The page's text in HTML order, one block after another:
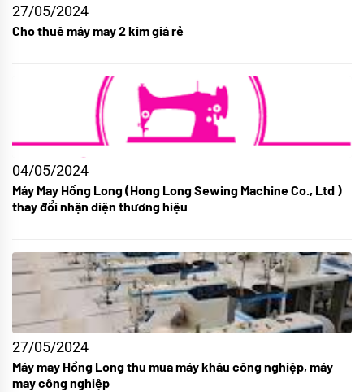
27/05/2024
Cho thuê máy may 2 kim giá rẻ
04/05/2024
Máy May Hồng Long (Hong Long Sewing Machine Co., Ltd )
thay đổi nhận diện thương hiệu
27/05/2024
Máy may Hồng Long thu mua máy khâu công nghiệp, máy
may công nghiệp